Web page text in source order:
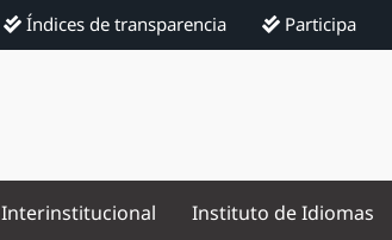
Índices de transparencia Participa
Interinstitucional Instituto de Idiomas